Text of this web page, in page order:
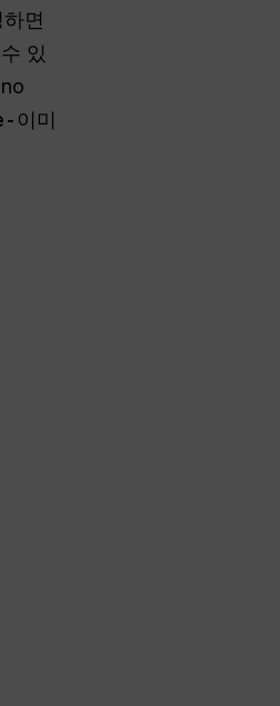
면
있
미